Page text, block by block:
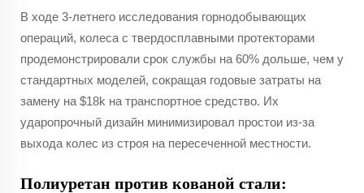
В ходе 3-летнего исследования горнодобывающих
операций, колеса с твердосплавными протекторами
продемонстрировали срок службы на 60% дольше, чем у
стандартных моделей, сокращая годовые затраты на
замену на $18k на транспортное средство. Их
ударопрочный дизайн минимизировал простои из-за
выхода колес из строя на пересеченной местности.
Полиуретан против кованой стали: